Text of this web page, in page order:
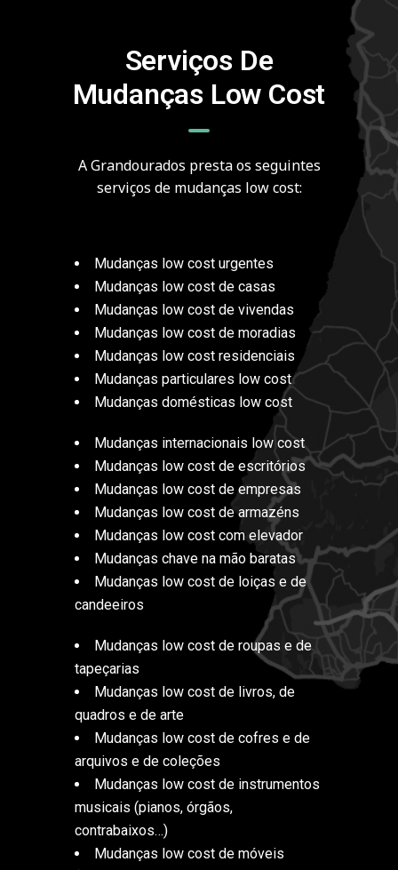
Serviços De
Mudanças Low Cost
A Grandourados presta os seguintes
serviços de mudanças low cost:
Mudanças low cost urgentes
Mudanças low cost de casas
Mudanças low cost de vivendas
Mudanças low cost de moradias
Mudanças low cost residenciais
Mudanças particulares low cost
Mudanças domésticas low cost
Mudanças internacionais low cost
Mudanças low cost de escritórios
Mudanças low cost de empresas
Mudanças low cost de armazéns
Mudanças low cost com elevador
Mudanças chave na mão baratas
Mudanças low cost de loiças e de
candeeiros
Mudanças low cost de roupas e de
tapeçarias
Mudanças low cost de livros, de
quadros e de arte
Mudanças low cost de cofres e de
arquivos e de coleções
Mudanças low cost de instrumentos
musicais (pianos, órgãos,
contrabaixos…)
Mudanças low cost de móveis